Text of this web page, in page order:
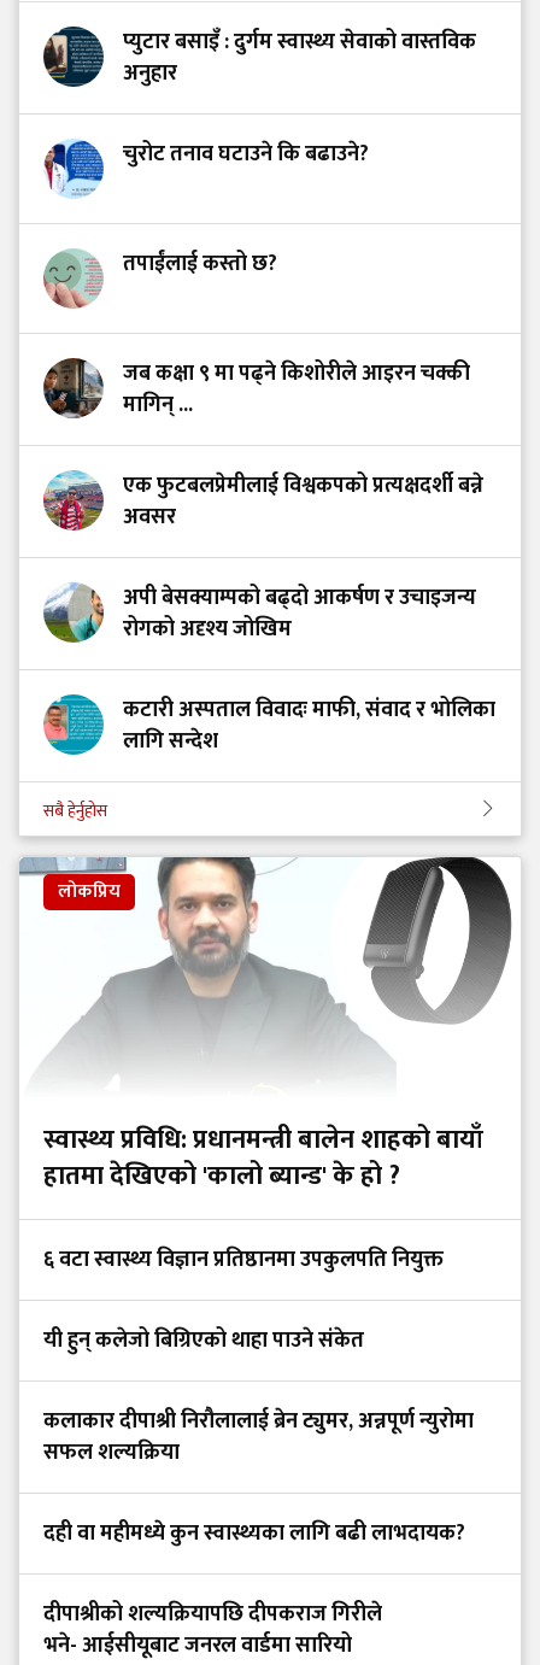
प्युटार बसाइँ : दुर्गम स्वास्थ्य सेवाको वास्तविक
अनुहार
चुरोट तनाव घटाउने कि बढाउने?
तपाईंलाई कस्तो छ?
जब कक्षा ९ मा पढ्ने किशोरीले आइरन चक्की
मागिन् ...
एक फुटबलप्रेमीलाई विश्वकपको प्रत्यक्षदर्शी बन्ने
अवसर
अपी बेसक्याम्पको बढ्दो आकर्षण र उचाइजन्य
रोगको अदृश्य जोखिम
कटारी अस्पताल विवादः माफी, संवाद र भोलिका
लागि सन्देश
सबै हेर्नुहोस
लोकप्रिय
स्वास्थ्य प्रविधि: प्रधानमन्त्री बालेन शाहको बायाँ
हातमा देखिएको 'कालो ब्यान्ड' के हो ?
६ वटा स्वास्थ्य विज्ञान प्रतिष्ठानमा उपकुलपति नियुक्त
यी हुन् कलेजो बिग्रिएको थाहा पाउने संकेत
कलाकार दीपाश्री निरौलालाई ब्रेन ट्युमर, अन्नपूर्ण न्युरोमा
सफल शल्यक्रिया
दही वा महीमध्ये कुन स्वास्थ्यका लागि बढी लाभदायक?
दीपाश्रीको शल्यक्रियापछि दीपकराज गिरीले
भने- आईसीयूबाट जनरल वार्डमा सारियो